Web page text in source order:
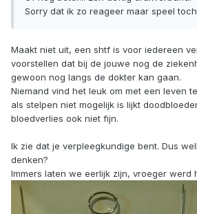
Sorry dat ik zo reageer maar speel
Maakt niet uit, een shtf is voor iedereen
voorstellen dat bij de jouwe nog de
gewoon nog langs de dokter kan gaan.
Niemand vind het leuk om met een leven
als stelpen niet mogelijk is lijkt
bloedverlies ook niet fijn.
Ik zie dat je verpleegkundige bent. Dus
denken?
Immers laten we eerlijk zijn, vroeger werd